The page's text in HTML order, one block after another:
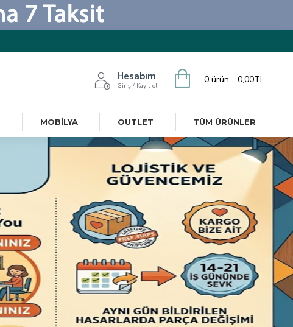
Hesabım
Giriş / Kayıt ol
0 ürün - 0,00TL
MOBILYA OUTLET TÜM ÜRÜNLER